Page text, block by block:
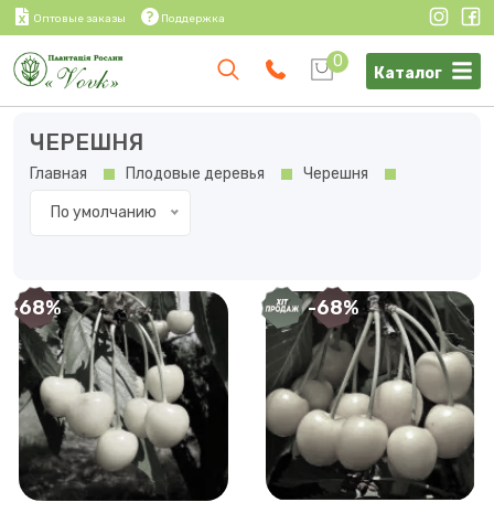
Оптовые заказы Поддержка
0
Каталог
ЧЕРЕШНЯ
Главная Плодовые деревья Черешня
По умолчанию
-68% -68%